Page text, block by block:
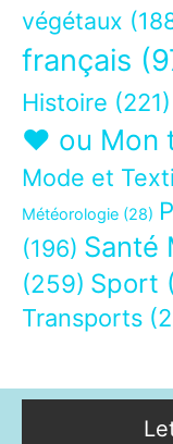
végétaux
français
Histoire (221)
❤ ou Mon
Mode et
Météorologie (28)
(196) Santé
(259) Sport
Transports